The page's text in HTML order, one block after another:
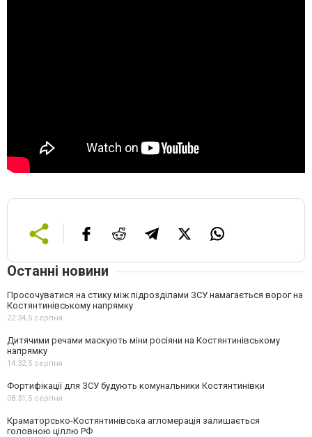
Останні новини
Просочуватися на стику між підрозділами ЗСУ намагається ворог на
Костянтинівському напрямку
22:34,5 серпня
Дитячими речами маскують міни росіяни на Костянтинівському
напрямку
14:32,5 серпня
Фортифікації для ЗСУ будують комунальники Костянтинівки
08:31,5 серпня
Краматорсько-Костянтинівська агломерація залишається
головною ціллю РФ